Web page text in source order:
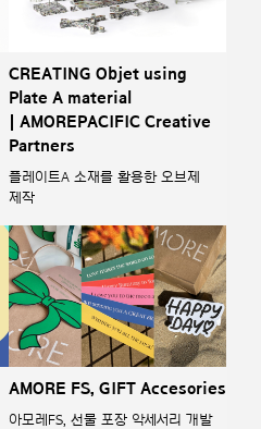
CREATING Objet using
Plate A material
| AMOREPACIFIC Creative
Partners
플레이트A 소재를 활용한 오브제
제작
AMORE FS, GIFT Accesories
아모레FS, 선물 포장 악세서리 개발